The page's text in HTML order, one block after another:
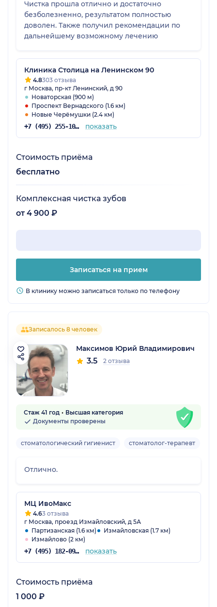
Чистка прошла отлично и достаточно
безболезненно, результатом полностью
доволен. Также получил рекомендации по
дальнейшему возможному лечению
Клиника Столица на Ленинском 90
4.8303 отзыва
г Москва, пр-кт Ленинский, д 90
Новаторская (900 м)
Проспект Вернадского (1.6 км)
Новые Черёмушки (2.4 км)
+7 (495) 255-10-78 показать
Стоимость приёма
бесплатно
Комплексная чистка зубов
от 4 900 ₽
Записаться на прием
В клинику можно записаться только по телефону
Записалось 8 человек
Максимов Юрий Владимирович
3.5 2 отзыва
Стаж 41 год
Высшая категория
Документы проверены
стоматологический гигиенист стоматолог-терапевт
Отлично.
МЦ ИвоМакс
4.63 отзыва
г Москва, проезд Измайловский, д 5А
Партизанская (1.6 км)
Измайловская (1.7 км)
Измайлово (2 км)
+7 (495) 182-09-65 показать
Стоимость приёма
1 000 ₽